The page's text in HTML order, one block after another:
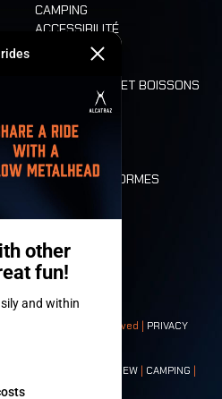
CAMPING
ACCESSIBILITÉ
CASHLESS
ALIMENTATION ET BOISSONS
LONE WOLVES
PLAN
DEATH RIDE
VALEURS ET NORMES
HISTOIRE
VZW – All rights reserved | PRIVACY
CREW | CAMPING |